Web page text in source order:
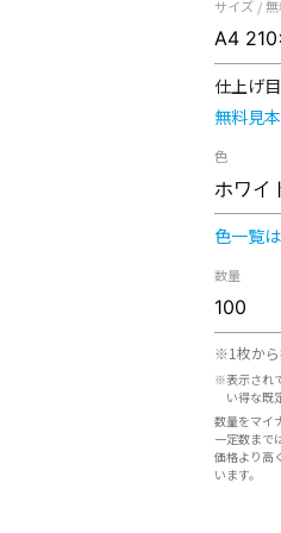
サイズ /
仕上げ目
無料見
色
色一覧
数量
※1枚か
※表示され
い得な既
数量をマイ
一定数まで
価格より高
います。